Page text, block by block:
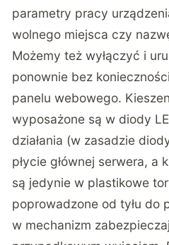
parametry pracy
wolnego miejsca czy
Możemy też wyłączyć i
ponownie bez
panelu webowego.
wyposażone są w diody
działania (w zasadzie
płycie głównej serwera, a
są jedynie w plastikowe
poprowadzone od tyłu do
w mechanizm